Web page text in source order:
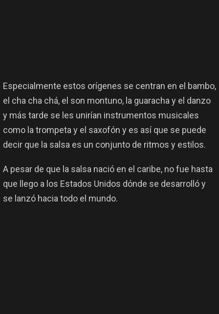
Especialmente estos orígenes se centran en el bambo,
el cha cha chá, el son montuno, la guaracha y el danzo
y más tarde se les unirían instrumentos musicales
como la trompeta y el saxofón y es así que se puede
decir que la salsa es un conjunto de ritmos y estilos.
A pesar de que la salsa nació en el caribe, no fue hasta
que llego a los Estados Unidos dónde se desarrolló y
se lanzó hacia todo el mundo.